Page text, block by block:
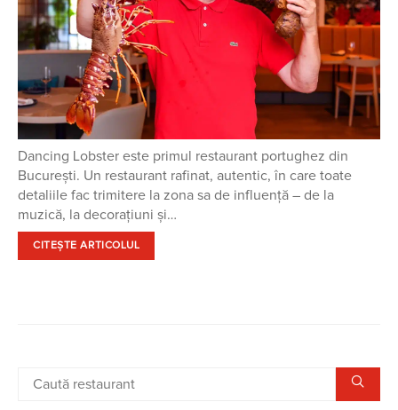
Dancing Lobster este primul restaurant portughez din
București. Un restaurant rafinat, autentic, în care toate
detaliile fac trimitere la zona sa de influență – de la
muzică, la decorațiuni și…
CITEȘTE ARTICOLUL